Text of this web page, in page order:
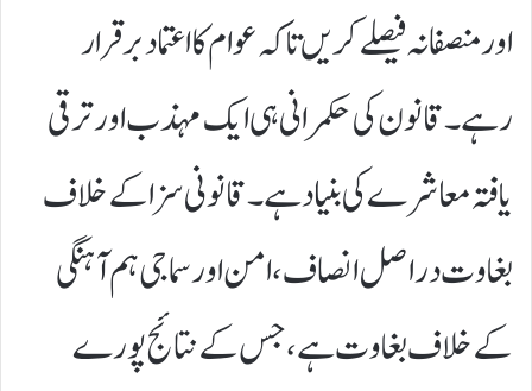
اور منصفانہ فیصلے کریں تاکہ عوام کا اعتماد برقرار
رہے۔ قانون کی حکمرانی ہی ایک مہذب اور ترقی
یافتہ معاشرے کی بنیاد ہے۔ قانونی سزا کے خلاف
بغاوت دراصل انصاف، امن اور سماجی ہم آہنگی
کے خلاف بغاوت ہے، جس کے نتائج پورے